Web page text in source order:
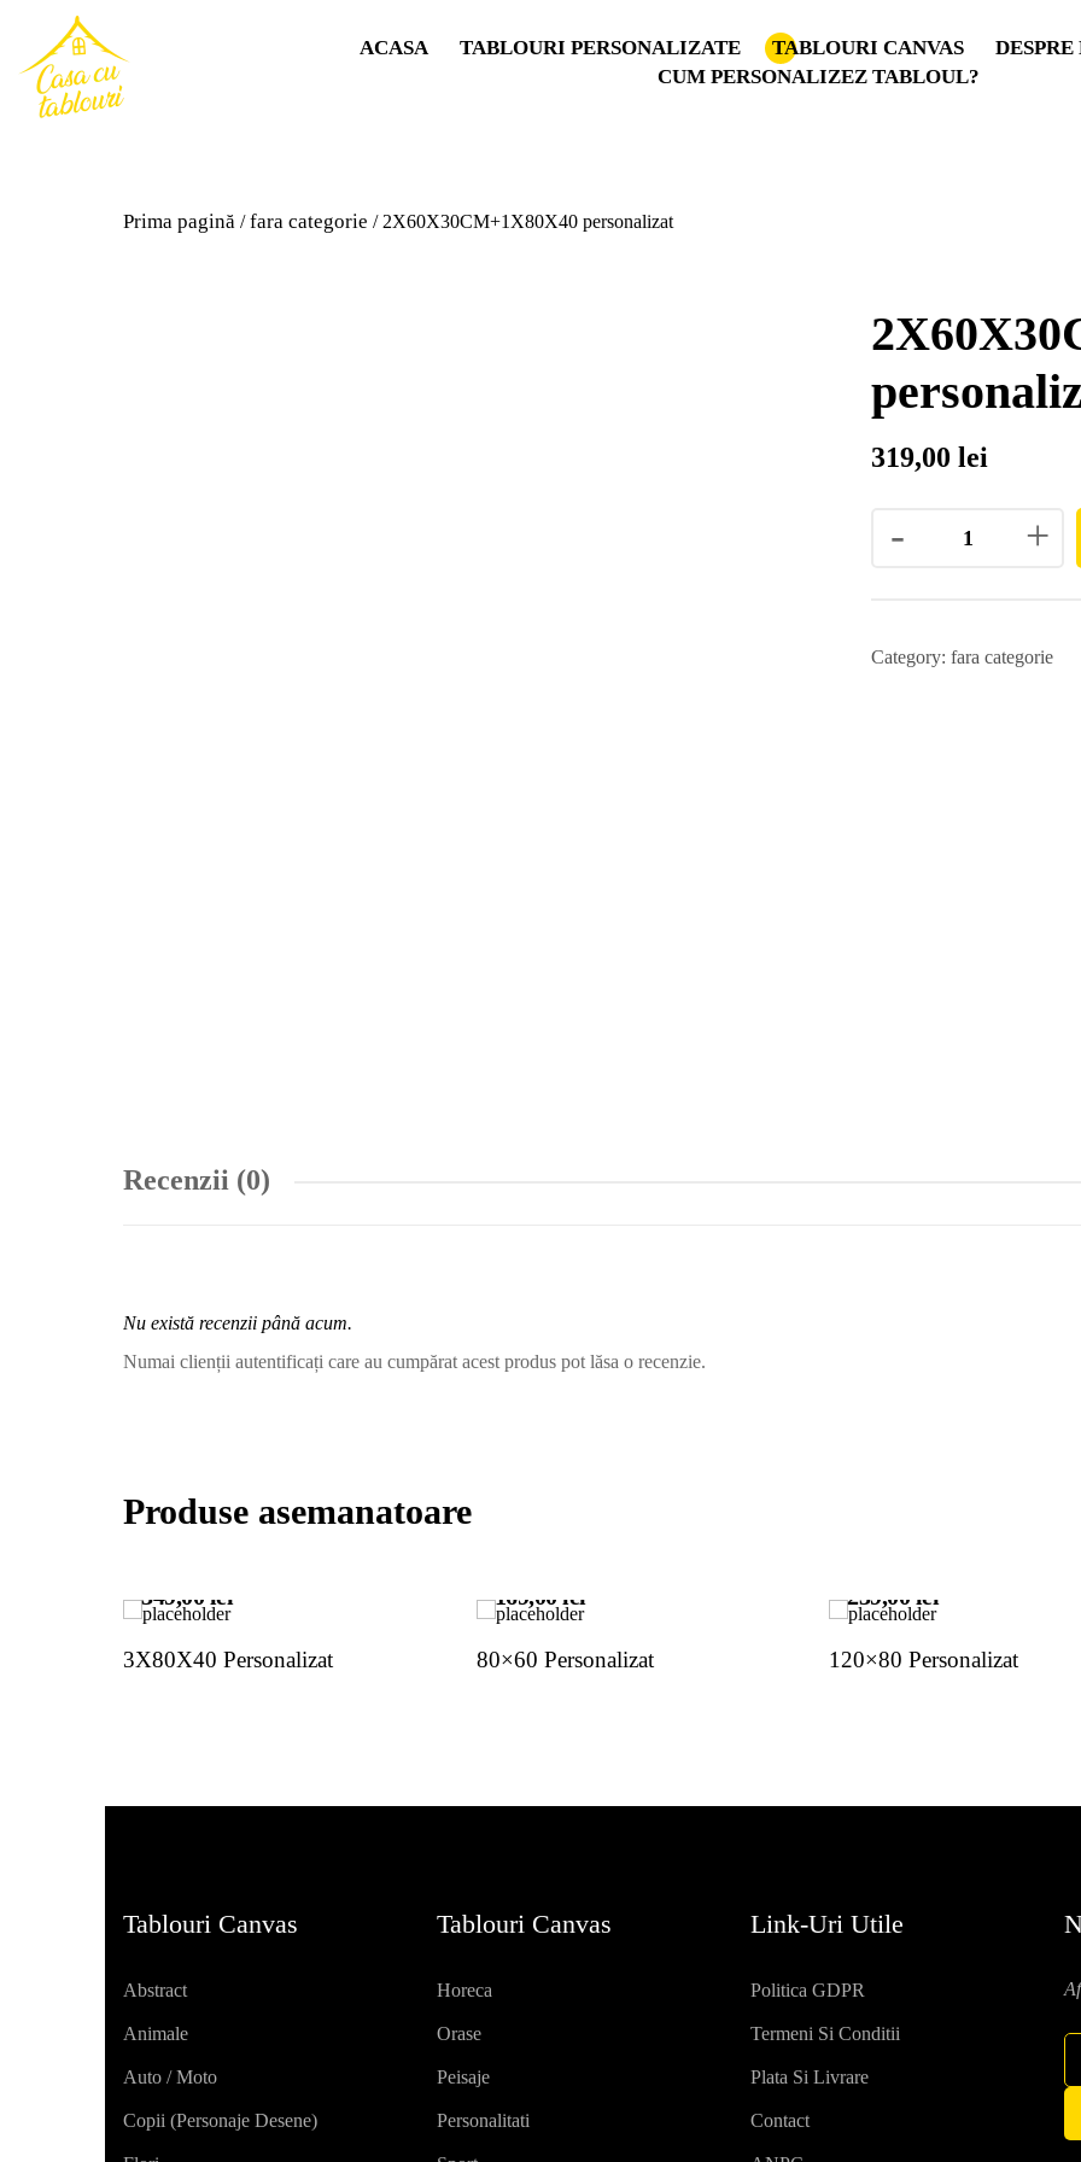
ACASA TABLOURI PERSONALIZATE TABLOURI CANVAS DESPRE
CUM PERSONALIZEZ TABLOUL?
Prima pagină /fara categorie / 2X60X30CM+1X80X40 personalizat
319,00 lei
- +
Category: fara categorie
Recenzii (0)
Nu există recenzii până acum.
Numai clienții autentificați care au cumpărat acest produs pot lăsa o recenzie.
Produse asemanatoare
349,00 lei
3X80X40 Personalizat
169,00 lei
80×60 Personalizat
239,00 lei
120×80 Personalizat
Tablouri Canvas
Abstract
Animale
Auto / Moto
Copii (personaje Desene)
Tablouri Canvas
Horeca
Orase
Peisaje
Personalitati
Link-Uri Utile
Politica GDPR
Termeni Si Conditii
Plata Si Livrare
Contact